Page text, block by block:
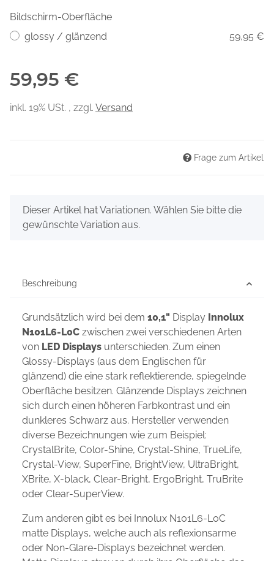
Bildschirm-Oberfläche
glossy / glänzend
59,95 €
59,95 €
inkl. 19% USt. , zzgl. Versand
Frage zum Artikel
x
Dieser Artikel hat Variationen. Wählen Sie bitte die
gewünschte Variation aus.
Beschreibung
Grundsätzlich wird bei dem 10,1" Display Innolux
N101L6-L0C zwischen zwei verschiedenen Arten
von LED Displays unterschieden. Zum einen
Glossy-Displays (aus dem Englischen für
glänzend) die eine stark reflektierende, spiegelnde
Oberfläche besitzen. Glänzende Displays zeichnen
sich durch einen höheren Farbkontrast und ein
dunkleres Schwarz aus. Hersteller verwenden
diverse Bezeichnungen wie zum Beispiel:
CrystalBrite, Color-Shine, Crystal-Shine, TrueLife,
Crystal-View, SuperFine, BrightView, UltraBright,
XBrite, X-black, Clear-Bright, ErgoBright, TruBrite
oder Clear-SuperView.
Zum anderen gibt es bei Innolux N101L6-L0C
matte Displays, welche auch als reflexionsarme
oder Non-Glare-Displays bezeichnet werden.